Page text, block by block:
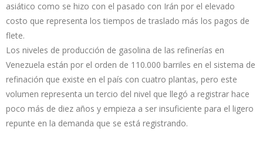
asiático como se hizo con el pasado con Irán por el elevado
costo que representa los tiempos de traslado más los pagos de
flete.
Los niveles de producción de gasolina de las refinerías en
Venezuela están por el orden de 110.000 barriles en el sistema de
refinación que existe en el país con cuatro plantas, pero este
volumen representa un tercio del nivel que llegó a registrar hace
poco más de diez años y empieza a ser insuficiente para el ligero
repunte en la demanda que se está registrando.